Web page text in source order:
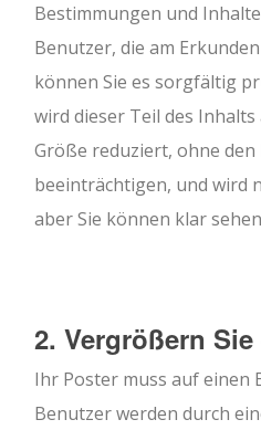
Bestimmungen und
Benutzer, die am
können Sie es sorgfältig
wird dieser Teil des
Größe reduziert, ohne
beeinträchtigen, und wird
aber Sie können klar
2. Vergrößern
Ihr Poster muss auf einen
Benutzer werden durch